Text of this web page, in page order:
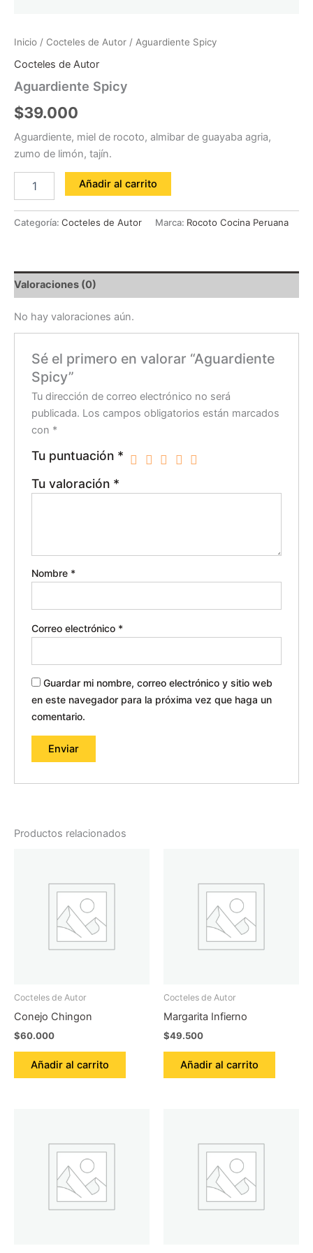
Inicio / Cocteles de Autor / Aguardiente Spicy
Cocteles de Autor
Aguardiente Spicy
$39.000
Aguardiente, miel de rocoto, almibar de guayaba agria,
zumo de limón, tajín.
Añadir al carrito
Categoría: Cocteles de Autor Marca: Rocoto Cocina Peruana
Valoraciones (0)
No hay valoraciones aún.
Sé el primero en valorar “Aguardiente
Spicy”
Tu dirección de correo electrónico no será
publicada. Los campos obligatorios están marcados
con *
Tu puntuación *
Tu valoración *
Nombre *
Correo electrónico *
Guardar mi nombre, correo electrónico y sitio web
en este navegador para la próxima vez que haga un
comentario.
Productos relacionados
Cocteles de Autor
Conejo Chingon
$60.000
Añadir al carrito
Cocteles de Autor
Margarita Infierno
$49.500
Añadir al carrito